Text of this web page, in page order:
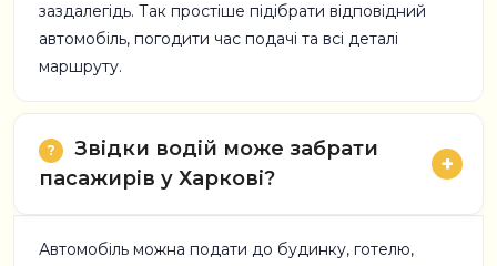
заздалегідь. Так простіше підібрати відповідний
автомобіль, погодити час подачі та всі деталі
маршруту.
Звідки водій може забрати
пасажирів у Харкові?
Автомобіль можна подати до будинку, готелю,